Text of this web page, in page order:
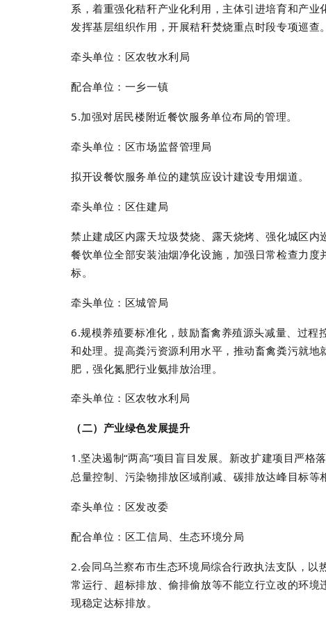
系，着重强化秸秆产业化利用，主体引进培育和产
发挥基层组织作用，开展秸秆焚烧重点时段专项巡查。
牵头单位：区农牧水利局
配合单位：一乡一镇
5.加强对居民楼附近餐饮服务单位布局的管理。
牵头单位：区市场监督管理局
拟开设餐饮服务单位的建筑应设计建设专用烟道。
牵头单位：区住建局
禁止建成区内露天垃圾焚烧、露天烧烤、强化城区
餐饮单位全部安装油烟净化设施，加强日常检查力
标。
牵头单位：区城管局
6.规模养殖要标准化，鼓励畜禽养殖源头减量、过
和处理。提高粪污资源利用水平，推动畜禽粪污就
肥，强化氮肥行业氨排放治理。
牵头单位：区农牧水利局
（二）产业绿色发展提升
1.坚决遏制“两高”项目盲目发展。新改扩建项目严格
总量控制、污染物排放区域削减、碳排放达峰目标等
牵头单位：区发改委
配合单位：区工信局、生态环境分局
2.会同乌兰察布市生态环境局综合行政执法支队，
常运行、超标排放、偷排偷放等不能立行立改的环
现稳定达标排放。